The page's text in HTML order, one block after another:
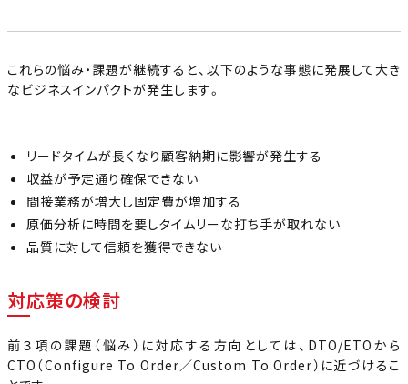
これらの悩み・課題が継続すると、以下のような事態に発展して大き
なビジネスインパクトが発生します。
リードタイムが長くなり顧客納期に影響が発生する
収益が予定通り確保できない
間接業務が増大し固定費が増加する
原価分析に時間を要しタイムリーな打ち手が取れない
品質に対して信頼を獲得できない
対応策の検討
前３項の課題（悩み）に対応する方向としては、DTO/ETOから
CTO（Configure To Order／Custom To Order）に近づけるこ